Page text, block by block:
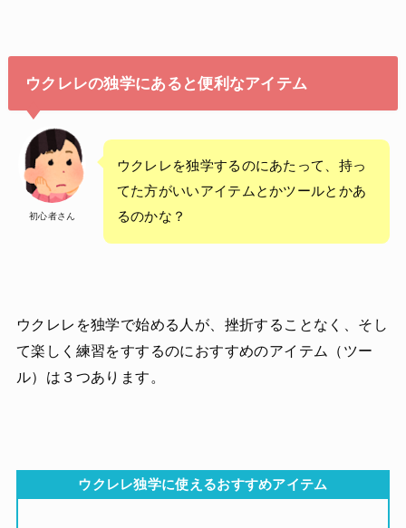
ウクレレの独学にあると便利なアイテム
初心者さん
ウクレレを独学するのにあたって、持っ
てた方がいいアイテムとかツールとかあ
るのかな？
ウクレレを独学で始める人が、挫折することなく、そし
て楽しく練習をすするのにおすすめのアイテム（ツー
ル）は３つあります。
ウクレレ独学に使えるおすすめアイテム